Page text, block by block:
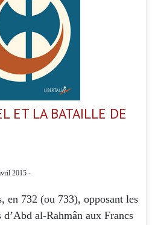
ET LA BATAILLE DE
2015 -
en 732 (ou 733), opposant les
d’Abd al-Rahmân aux Francs